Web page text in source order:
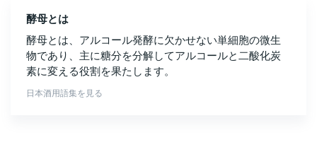
酵母とは
酵母とは、アルコール発酵に欠かせない単細胞の微生
物であり、主に糖分を分解してアルコールと二酸化炭
素に変える役割を果たします。
日本酒用語集を見る